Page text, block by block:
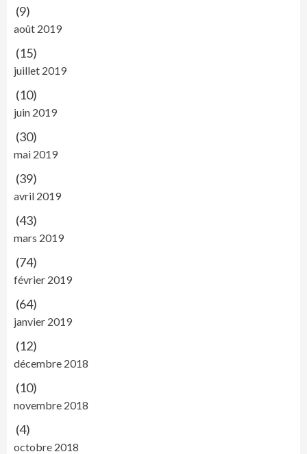
(9)
août 2019
(15)
juillet 2019
(10)
juin 2019
(30)
mai 2019
(39)
avril 2019
(43)
mars 2019
(74)
février 2019
(64)
janvier 2019
(12)
décembre 2018
(10)
novembre 2018
(4)
octobre 2018